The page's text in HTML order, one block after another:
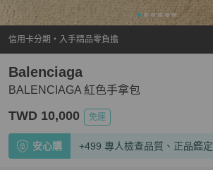
信用卡分期・入手精品零負擔
BALENCIAGA 紅色手拿包
Balenciaga
TWD 10,000 免運
安心購 +499 專人檢查品質、正品鑑定